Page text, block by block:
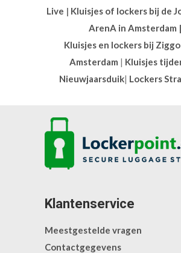
Live | Kluisjes of lockers bij de
ArenA in Amsterdam |
Kluisjes en lockers bij
Amsterdam | Kluisjes
Nieuwjaarsduik| Lockers
Klantenservice
Meestgestelde vragen
Contactgegevens